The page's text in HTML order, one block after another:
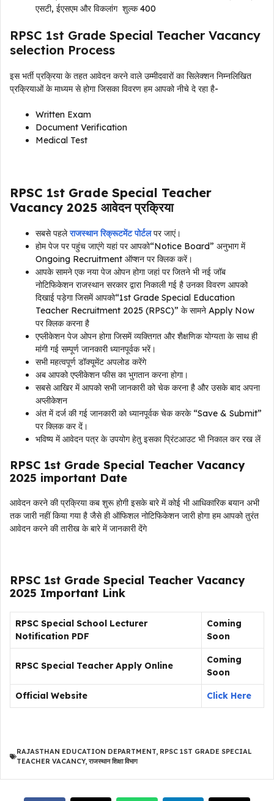
एसटी, ईएसएम और विकलांग शुल्क 400
RPSC 1st Grade Special Teacher Vacancy
selection Process
इस भर्ती प्रक्रिया के तहत आवेदन करने वाले उम्मीदवारों का सिलेक्शन निम्नलिखित
प्रक्रियाओं के माध्यम से होगा जिसका विवरण हम आपको नीचे दे रहा है-
Written Exam
Document Verification
Medical Test
RPSC 1st Grade Special Teacher
Vacancy 2025 आवेदन प्रक्रिया
सबसे पहलेराजस्थान रिक्रूटमेंट पोर्टलपर जाएं।
होम पेज पर पहुंच जाएंगे यहां पर आपको“Notice Board” अनुभाग में
Ongoing Recruitment ऑप्शन पर क्लिक करें।
आपके सामने एक नया पेज ओपन होगा जहां पर जितने भी नई जॉब
नोटिफिकेशन राजस्थान सरकार द्वारा निकाली गई है उनका विवरण आपको
दिखाई पड़ेगा जिसमें आपको“1st Grade Special Education
Teacher Recruitment 2025 (RPSC)” के सामने Apply Now
पर क्लिक करना है
एप्लीकेशन पेज ओपन होगा जिसमें व्यक्तिगत और शैक्षणिक योग्यता के साथ ही
मांगी गई सम्पूर्ण जानकारी ध्यानपूर्वक भरें।
सभी महत्वपूर्ण डॉक्यूमेंट अपलोड करेंगे
अब आपको एप्लीकेशन फीस का भुगतान करना होगा।
सबसे आखिर में आपको सभी जानकारी को चेक करना है और उसके बाद अपना
अप्लीकेशन
अंत में दर्ज की गई जानकारी को ध्यानपूर्वक चेक करके “Save & Submit”
पर क्लिक कर दें।
भविष्य में आवेदन पत्र के उपयोग हेतु इसका प्रिंटआउट भी निकाल कर रख लें
RPSC 1st Grade Special Teacher Vacancy
2025 important Date
आवेदन करने की प्रक्रिया कब शुरू होगी इसके बारे में कोई भी आधिकारिक बयान अभी
तक जारी नहीं किया गया है जैसे ही ऑफिशल नोटिफिकेशन जारी होगा हम आपको तुरंत
आवेदन करने की तारीख के बारे में जानकारी देंगे
RPSC 1st Grade Special Teacher Vacancy
2025 Important Link
RPSC Special School Lecturer
Notification PDF
Coming
Soon
RPSC Special Teacher Apply Online
Coming
Soon
Official Website Click Here
RAJASTHAN EDUCATION DEPARTMENT, RPSC 1ST GRADE SPECIAL
TEACHER VACANCY, राजस्थान शिक्षा विभाग